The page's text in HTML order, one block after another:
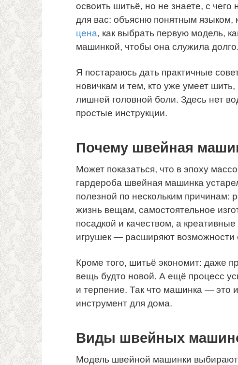
освоить шитьё, но не знаете, с чего
для вас: объясню понятным языком,
цена, как выбрать первую модель,
машинкой, чтобы она служила долго.
Я постараюсь дать практичные
новичкам и тем, кто уже умеет
лишней головной боли. Здесь нет
простые инструкции.
Почему швейная
Может показаться, что в эпоху
гардероба швейная машинка
полезной по нескольким причинам:
жизнь вещам, самостоятельное
посадкой и качеством, а
игрушек — расширяют
Кроме того, шитьё экономит: даже
вещь будто новой. А ещё процесс
и терпение. Так что машинка — это
инструмент для дома.
Виды швейных
Модель швейной машинки